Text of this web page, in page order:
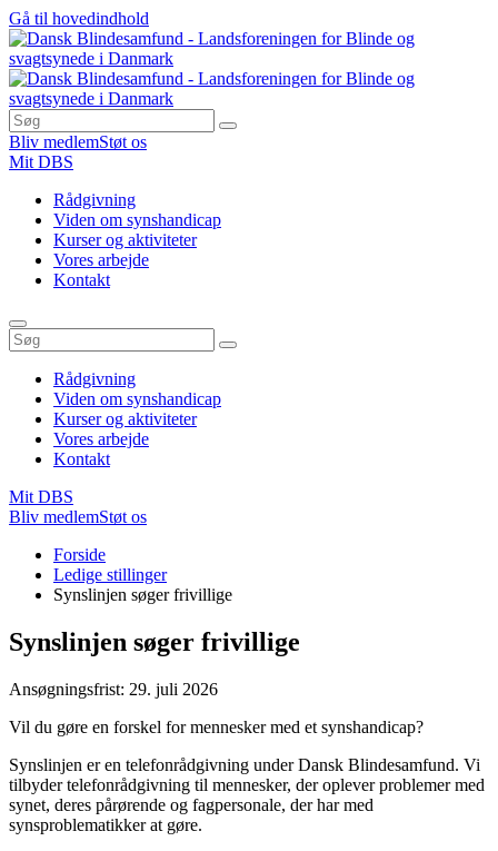
Gå til hovedindhold
Bliv medlemStøt os
Mit DBS
Rådgivning
Viden om synshandicap
Kurser og aktiviteter
Vores arbejde
Kontakt
Rådgivning
Viden om synshandicap
Kurser og aktiviteter
Vores arbejde
Kontakt
Mit DBS
Bliv medlemStøt os
Forside
Ledige stillinger
Synslinjen søger frivillige
Synslinjen søger frivillige
Ansøgningsfrist: 29. juli 2026
Vil du gøre en forskel for mennesker med et synshandicap?
Synslinjen er en telefonrådgivning under Dansk Blindesamfund. Vi
tilbyder telefonrådgivning til mennesker, der oplever problemer med
synet, deres pårørende og fagpersonale, der har med
synsproblematikker at gøre.